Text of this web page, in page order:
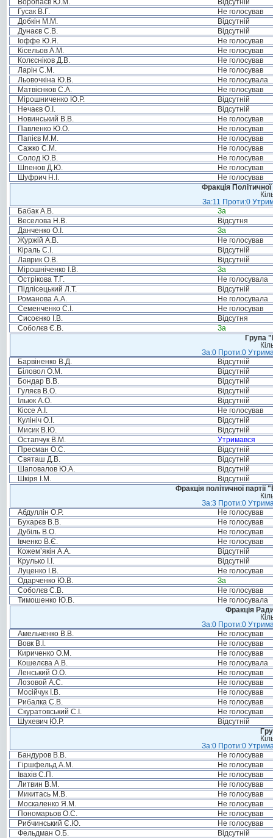
Воропаєв Ю.М.
Відсутній
Гусак В.Г.
Не голосував
Добкін М.М.
Відсутній
Дунаєв С.В.
Відсутній
Іоффе Ю.Я.
Не голосував
Кісельов А.М.
Не голосував
Колєсніков Д.В.
Не голосував
Ларін С.М.
Не голосував
Льовочкіна Ю.В.
Не голосувала
Матвієнков С.А.
Не голосував
Мірошниченко Ю.Р.
Відсутній
Нечаєв О.І.
Відсутній
Новинський В.В.
Не голосував
Павленко Ю.О.
Не голосував
Папієв М.М.
Не голосував
Сажко С.М.
Не голосував
Солод Ю.В.
Не голосував
Шпенов Д.Ю.
Не голосував
Шуфрич Н.І.
Не голосував
Фракція
За:11 Проти:0
Бабак А.В.
За
Веселова Н.В.
Відсутня
Данченко О.І.
За
Журжій А.В.
Не голосував
Кіраль С.І.
Відсутній
Лаврик О.В.
Відсутній
Мірошніченко І.В.
За
Острікова Т.Г.
Не голосувала
Підлісецький Л.Т.
Відсутній
Романова А.А.
Не голосувала
Семенченко С.І.
Не голосував
Сисоєнко І.В.
Відсутня
Соболєв Є.В.
За
Група
За:0 Проти:0
Барвіненко В.Д.
Відсутній
Біловол О.М.
Відсутній
Бондар В.В.
Відсутній
Гуляєв В.О.
Відсутній
Ільюк А.О.
Відсутній
Кіссе А.І.
Не голосував
Кулініч О.І.
Відсутній
Мисик В.Ю.
Відсутній
Остапчук В.М.
Утримався
Пресман О.С.
Відсутній
Святаш Д.В.
Відсутній
Шаповалов Ю.А.
Відсутній
Шкіря І.М.
Відсутній
Фракція політичної
За:3 Проти:0
Абдуллін О.Р.
Не голосував
Бухарєв В.В.
Не голосував
Дубіль В.О.
Не голосував
Івченко В.Є.
Не голосував
Кожем’якін А.А.
Відсутній
Крулько І.І.
Відсутній
Луценко І.В.
Не голосував
Одарченко Ю.В.
За
Соболєв С.В.
Не голосував
Тимошенко Ю.В.
Не голосувала
Фракція
За:0 Проти:0
Амельченко В.В.
Не голосував
Вовк В.І.
Не голосував
Кириченко О.М.
Не голосував
Кошелєва А.В.
Не голосувала
Ленський О.О.
Не голосував
Лозовой А.С.
Не голосував
Мосійчук І.В.
Не голосував
Рибалка С.В.
Не голосував
Скуратовський С.І.
Не голосував
Шухевич Ю.Р.
Відсутній
За:0 Проти:0
Бандуров В.В.
Не голосував
Гіршфельд А.М.
Не голосував
Івахів С.П.
Не голосував
Литвин В.М.
Не голосував
Микитась М.В.
Не голосував
Москаленко Я.М.
Не голосував
Пономарьов О.С.
Не голосував
Рибчинський Є.Ю.
Не голосував
Фельдман О.Б.
Відсутній